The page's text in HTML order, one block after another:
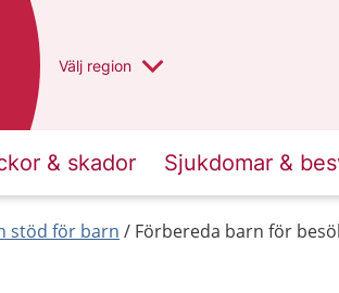
Du har valt region
Välj en annan
region
& skador Sjukdomar &
stöd för barn Förbereda barn för